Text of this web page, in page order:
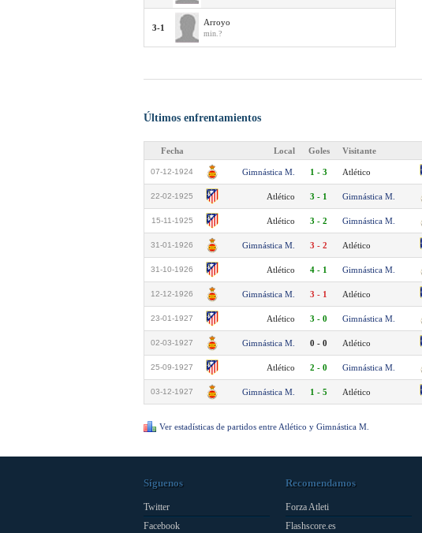
3-1
Arroyo
min.?
Últimos enfrentamientos
Fecha Local Goles Visitante
07-12-1924 Gimnástica M. 1 - 3 Atlético
22-02-1925 Atlético 3 - 1 Gimnástica M.
15-11-1925 Atlético 3 - 2 Gimnástica M.
31-01-1926 Gimnástica M. 3 - 2 Atlético
31-10-1926 Atlético 4 - 1 Gimnástica M.
12-12-1926 Gimnástica M. 3 - 1 Atlético
23-01-1927 Atlético 3 - 0 Gimnástica M.
02-03-1927 Gimnástica M. 0 - 0 Atlético
25-09-1927 Atlético 2 - 0 Gimnástica M.
03-12-1927 Gimnástica M. 1 - 5 Atlético
Ver estadísticas de partidos entre Atlético y Gimnástica M.
Síguenos
Twitter
Facebook
Recomendamos
Forza Atleti
Flashscore.es